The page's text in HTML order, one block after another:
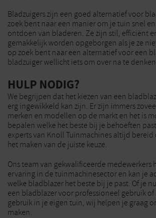
Bladzuigers zijn een goed alternatief voor
zoek bent naar een manier om je tuin snel
ontdoen van bladeren. Ze zijn stil, efficiënt
gemakkelijk worden opgeborgen als je ze
op zoek bent naar een alternatief voor een
bladzuiger wellicht iets om over na te
HULP NODIG?
We begrijpen dat het kiezen van een
erg ingewikkeld kan zijn. Er zijn immers
merken en modellen op de markt en het is
bepalen welke het beste bij je behoeften
experts van Knoll Tuinmachines altijd
het maken van de juiste keuze.
Ons team van gekwalificeerde medewerkers
ervaring in de tuinmachinesector en kan je
welke bladblazer het beste bij je past. Of je
een bladblazer voor professioneel gebruik
gebruik in je eigen tuin, wij helpen je graag
maken.